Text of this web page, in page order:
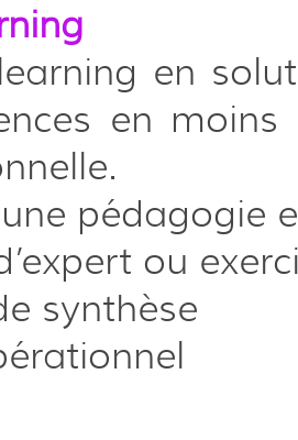
en
en
pédagogie
ou
synthèse